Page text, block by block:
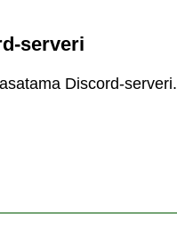
serveri
Discord-serveri.